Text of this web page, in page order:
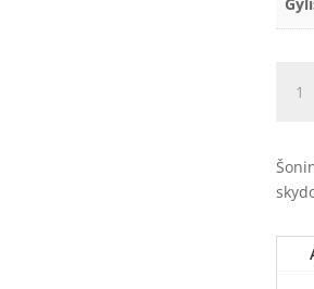
kiekis:
(SS)